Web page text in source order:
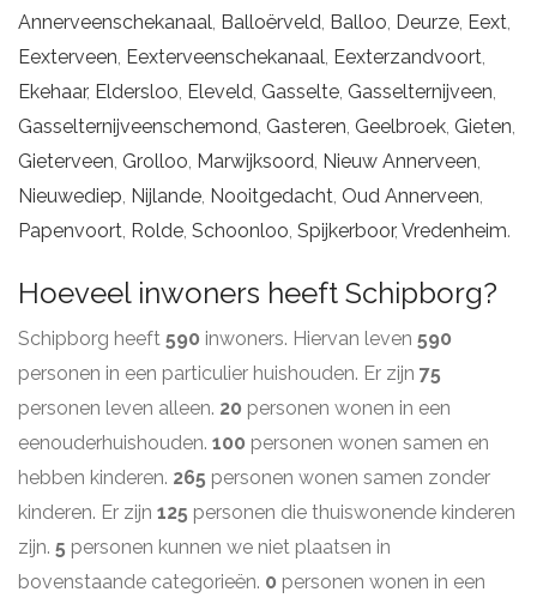
Annerveenschekanaal, Balloërveld, Balloo, Deurze, Eext,
Eexterveen, Eexterveenschekanaal, Eexterzandvoort,
Ekehaar, Eldersloo, Eleveld, Gasselte, Gasselternijveen,
Gasselternijveenschemond, Gasteren, Geelbroek, Gieten,
Gieterveen, Grolloo, Marwijksoord, Nieuw Annerveen,
Nieuwediep, Nijlande, Nooitgedacht, Oud Annerveen,
Papenvoort, Rolde, Schoonloo, Spijkerboor, Vredenheim.
Hoeveel inwoners heeft Schipborg?
Schipborg heeft 590 inwoners. Hiervan leven 590
personen in een particulier huishouden. Er zijn 75
personen leven alleen. 20 personen wonen in een
eenouderhuishouden. 100 personen wonen samen en
hebben kinderen. 265 personen wonen samen zonder
kinderen. Er zijn 125 personen die thuiswonende kinderen
zijn. 5 personen kunnen we niet plaatsen in
bovenstaande categorieën. 0 personen wonen in een